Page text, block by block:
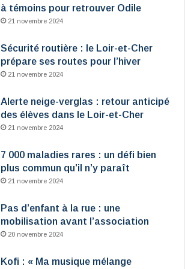
à témoins pour retrouver Odile
21 novembre 2024
Sécurité routière : le Loir-et-Cher
prépare ses routes pour l’hiver
21 novembre 2024
Alerte neige-verglas : retour anticipé
des élèves dans le Loir-et-Cher
21 novembre 2024
7 000 maladies rares : un défi bien
plus commun qu’il n’y paraît
21 novembre 2024
Pas d’enfant à la rue : une
mobilisation avant l’association
20 novembre 2024
Kofi : « Ma musique mélange